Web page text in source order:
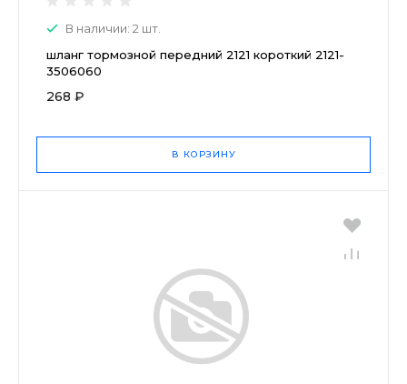
В наличии: 2 шт.
шланг тормозной передний 2121 короткий 2121-
3506060
268 ₽
В КОРЗИНУ